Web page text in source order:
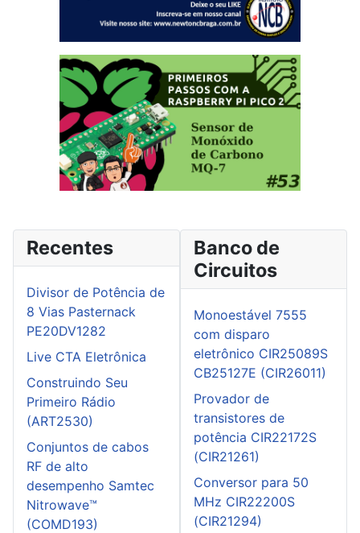
Recentes
Divisor de Potência de
8 Vias Pasternack
PE20DV1282
Live CTA Eletrônica
Construindo Seu
Primeiro Rádio
(ART2530)
Conjuntos de cabos
RF de alto
desempenho Samtec
Nitrowave™
(COMD193)
Banco de
Circuitos
Monoestável 7555
com disparo
eletrônico CIR25089S
CB25127E (CIR26011)
Provador de
transistores de
potência CIR22172S
(CIR21261)
Conversor para 50
MHz CIR22200S
(CIR21294)